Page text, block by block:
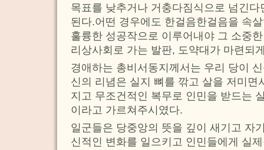
목표를 낮추거나 거충다짐식으로 넘긴
된다.어떤 경우에도 한걸음한걸음을 속
훌륭한 성공작으로 이루어내야 그 소중
리상사회로 가는 발판, 도약대가 마련되
경애하는 총비서동지께서는 우리 당이
신의 리념은 실지 뼈를 깎고 살을 저미면
지고 무조건적인 복무로 인민을 받드는
이라고 가르쳐주시였다.
일군들은 당중앙의 뜻을 깊이 새기고 자
신적인 변화를 일으키고 인민들에게 실